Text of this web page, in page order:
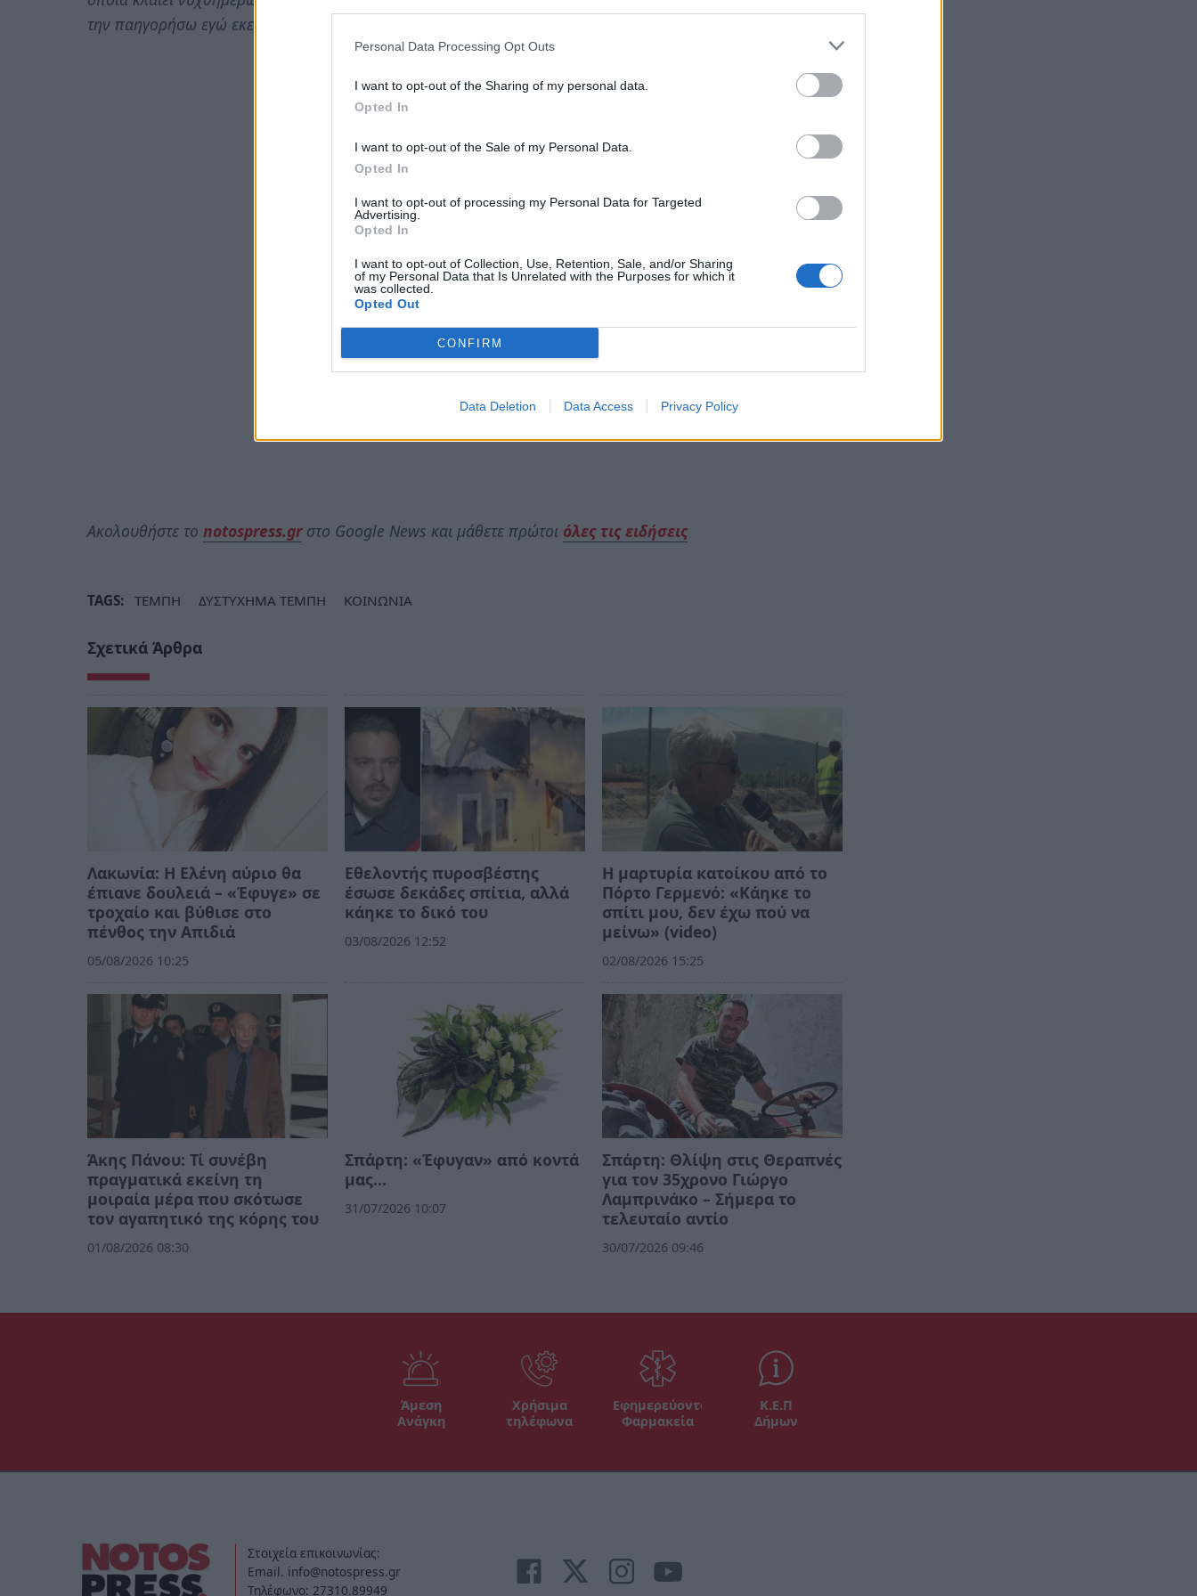
Personal Data Processing Opt Outs
I want to opt-out of the Sharing of my personal data.
Opted In
I want to opt-out of the Sale of my Personal Data.
Opted In
I want to opt-out of processing my Personal Data for Targeted
Advertising.
Opted In
I want to opt-out of Collection, Use, Retention, Sale, and/or Sharing
of my Personal Data that Is Unrelated with the Purposes for which it
was collected.
Opted Out
CONFIRM
Data Deletion Data Access Privacy Policy
την παηγορήσω εγώ εκείνη, να παρηγορήσει εκείνη εμένα.»
Ακολουθήστε το notospress.grστο Google News και μάθετε πρώτοι όλες τις ειδήσεις
TAGS: ΤΕΜΠΗ ΔΥΣΤΥΧΗΜΑ ΤΕΜΠΗ ΚΟΙΝΩΝΙΑ
Σχετικά Άρθρα
Λακωνία: Η Ελένη αύριο θα
έπιανε δουλειά – «Έφυγε» σε
τροχαίο και βύθισε στο
πένθος την Απιδιά
05/08/2026 10:25
Εθελοντής πυροσβέστης
έσωσε δεκάδες σπίτια, αλλά
κάηκε το δικό του
03/08/2026 12:52
Η μαρτυρία κατοίκου από το
Πόρτο Γερμενό: «Κάηκε το
σπίτι μου, δεν έχω πού να
μείνω» (video)
02/08/2026 15:25
Άκης Πάνου: Τί συνέβη
πραγματικά εκείνη τη
μοιραία μέρα που σκότωσε
τον αγαπητικό της κόρης του
01/08/2026 08:30
Σπάρτη: «Έφυγαν» από κοντά
μας…
31/07/2026 10:07
Σπάρτη: Θλίψη στις Θεραπνές
για τον 35χρονο Γιώργο
Λαμπρινάκο – Σήμερα το
τελευταίο αντίο
30/07/2026 09:46
Άμεση
Ανάγκη
Χρήσιμα
τηλέφωνα
Εφημερεύοντα
Φαρμακεία
Κ.Ε.Π
Δήμων
Στοιχεία επικοινωνίας:
Email. info@notospress.gr
Τηλέφωνο: 27310.89949